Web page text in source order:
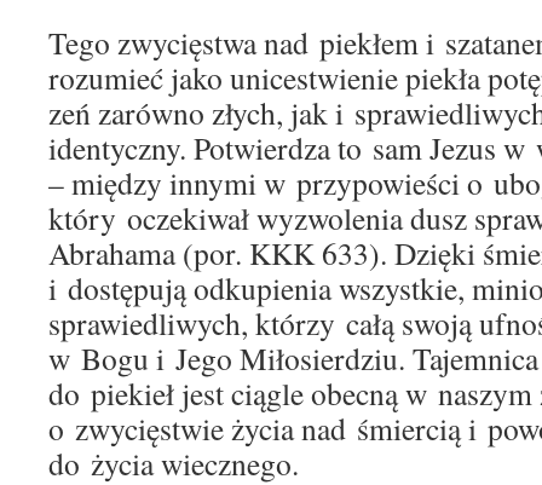
Tego zwycięstwa nad piekłem i
rozumieć jako unicestwienie piekła
zeń zarówno złych, jak i
identyczny. Potwierdza to sam Jezus
– między innymi w przypowieści o
który oczekiwał wyzwolenia dusz
Abrahama (por. KKK 633). Dzięki
i dostępują odkupienia wszystkie,
sprawiedliwych, którzy całą swoją
w Bogu i Jego Miłosierdziu. Tajemnica
do piekieł jest ciągle obecną w
o zwycięstwie życia nad śmiercią i
do życia wiecznego.